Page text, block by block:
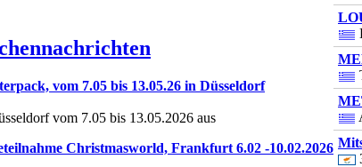
vom 7.05 bis 13.05.26 in Düsseldorf
vom 7.05 bis 13.05.2026 aus
Christmasworld, Frankfurt 6.02 -10.02.2026